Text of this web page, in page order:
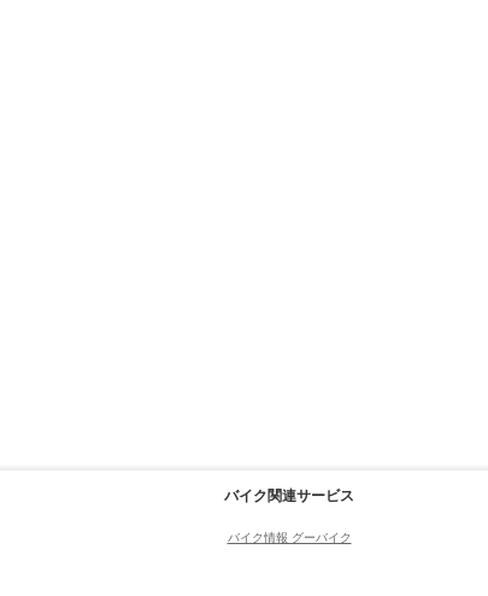
バイク関連サービス
バイク情報 グーバイク